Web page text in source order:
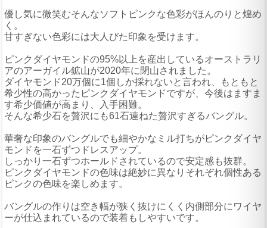
優し気に微笑むそんなソフトピンクな色彩がほんのりと煌め
く。
甘すぎない色彩には大人びた印象を受けます。
ピンクダイヤモンドの95%以上を産出しているオーストラリ
アのアーガイル鉱山が2020年に閉山されました。
ダイヤモンド20万個に1個しか採れないと言われ、もともと
希少性の高かったピンクダイヤモンドですが、今後はますま
す希少価値が高まり、入手困難。
そんな希少石を贅沢にも61石連ねた贅沢すぎるバングル。
華奢な印象のバングルでも細やかなミル打ちがピンクダイヤ
モンドを一石ずつドレスアップ。
しっかり一石ずつホールドされているので安定感も抜群。
ピンクダイヤモンドの色味は絶妙に異なりそれぞれ個性ある
ピンクの色味を楽しめます。
バングルの作りは空き幅が狭く抜けにくく内側部分にワイヤ
ーが仕込まれているので装着もしやすいです。